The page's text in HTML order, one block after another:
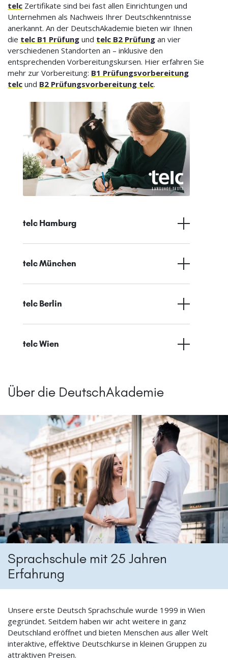
telc Zertifikate sind bei fast allen Einrichtungen und
Unternehmen als Nachweis Ihrer Deutschkenntnisse
anerkannt. An der DeutschAkademie bieten wir Ihnen
die telc B1 Prüfung und telc B2 Prüfung an vier
verschiedenen Standorten an – inklusive den
entsprechenden Vorbereitungskursen. Hier erfahren Sie
mehr zur Vorbereitung: B1 Prüfungsvorbereitung
telc und B2 Prüfungsvorbereitung telc.
telc Hamburg
telc München
telc Berlin
telc Wien
Über die DeutschAkademie
Sprachschule mit 25 Jahren
Erfahrung
Unsere erste Deutsch Sprachschule wurde 1999 in Wien
gegründet. Seitdem haben wir acht weitere in ganz
Deutschland eröffnet und bieten Menschen aus aller Welt
interaktive, effektive Deutschkurse in kleinen Gruppen zu
attraktiven Preisen.